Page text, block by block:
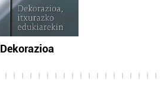
Dekorazioa